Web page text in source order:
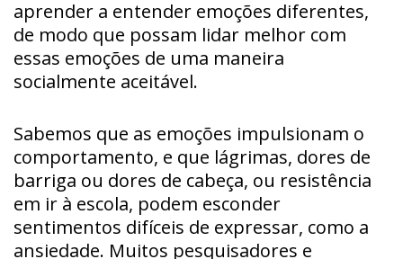
aprender a entender emoções diferentes,
de modo que possam lidar melhor com
essas emoções de uma maneira
socialmente aceitável.
Sabemos que as emoções impulsionam o
comportamento, e que lágrimas, dores de
barriga ou dores de cabeça, ou resistência
em ir à escola, podem esconder
sentimentos difíceis de expressar, como a
ansiedade. Muitos pesquisadores e